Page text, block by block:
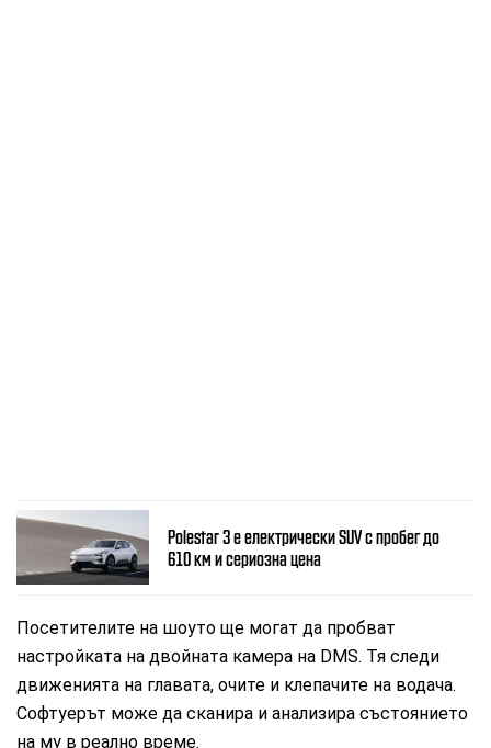
Polestar 3 е електрически SUV с пробег до
610 км и сериозна цена
Посетителите на шоуто ще могат да пробват
настройката на двойната камера на DMS. Тя следи
движенията на главата, очите и клепачите на водача.
Софтуерът може да сканира и анализира състоянието
на му в реално време.